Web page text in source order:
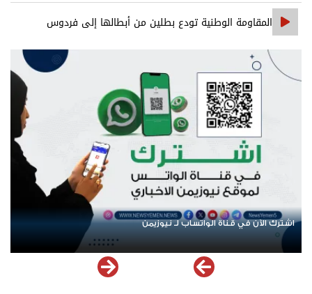
المتورطين
المقاومة الوطنية تودع بطلين من أبطالها إلى فردوس
الشهداء في المخا
اشترك الآن في قناة الواتساب لـ نيوزيمن